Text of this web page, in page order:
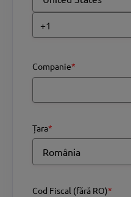
Companie*
Țara*
Cod Fiscal (fără RO)*